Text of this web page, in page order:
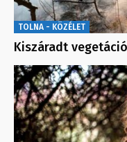
TOLNA - KÖZÉLET
Kiszáradt